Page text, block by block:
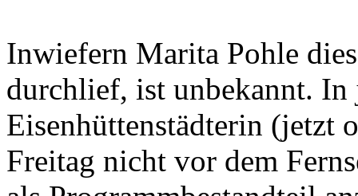
Inwiefern Marita Pohle
durchlief, ist unbekannt. In
Eisenhüttenstädterin
Freitag nicht vor dem